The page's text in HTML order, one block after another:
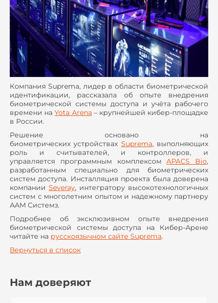
Компания Suprema, лидер в области биометрической
идентификации, рассказала об опыте внедрения
биометрической системы доступа и учёта рабочего
времени наYota Arena – крупнейшей кибер-площадке
в России.
Решение основано на
биометрических устройствах Suprema, выполняющих
роль и считывателей, и контроллеров, и
управляется программным комплексомAPACS Bio,
разработанным специально для биометрических
систем доступа. Инсталляция проекта была доверена
компании Severay, интегратору высокотехнологичных
систем с многолетним опытом и надежному партнеру
ААМ Системз.
Подробнее об эксклюзивном опыте внедрения
биометрической системы доступа на Кибер-Арене
читайте на русскоязычном сайте Suprema.
Вернуться в список
Нам доверяют